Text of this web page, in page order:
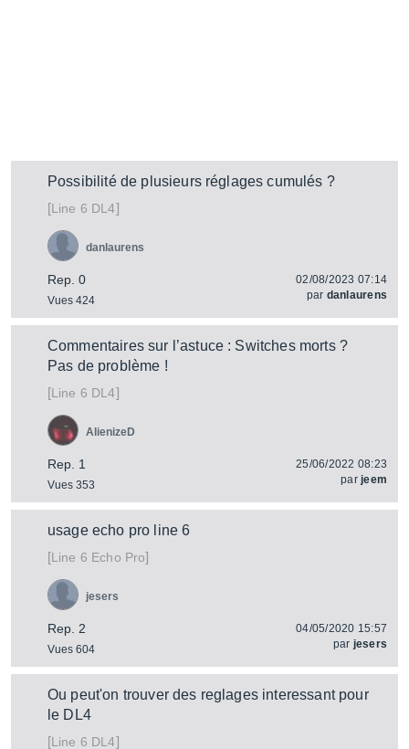
Possibilité de plusieurs réglages cumulés ?
[Line 6 DL4]
Rep. 0
Vues 424
danlaurens
02/08/2023 07:14
par danlaurens
Commentaires sur l’astuce : Switches morts ?
Pas de problème !
[Line 6 DL4]
Rep. 1
Vues 353
AlienizeD
25/06/2022 08:23
parjeem
usage echo pro line 6
[Line 6 Echo Pro]
Rep. 2
Vues 604
jesers
04/05/2020 15:57
par jesers
Ou peut'on trouver des reglages interessant pour
le DL4
[Line 6 DL4]